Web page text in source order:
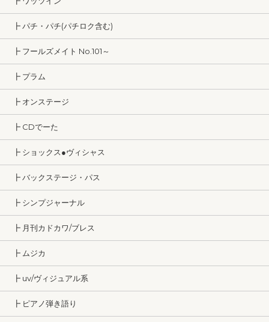
┣ パチ・パチ(パチロク含む)
┣ フールズメイト No.101～
┣ プラム
┣ オンステージ
┣ CDでーた
┣ ショックス●ヴィシャス
┣ バックステージ・パス
┣ シンプジャーナル
┣ 月刊カドカワ/ブレス
┣ ムジカ
┣ uv/ヴィジュアル系
┣ ピアノ弾き語り